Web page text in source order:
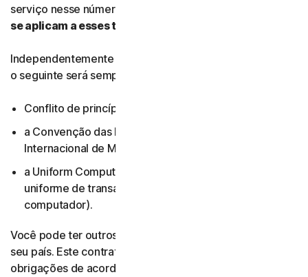
serviço nesse número secundário.
se aplicam a esses termos?
Independentemente de qual legislação local se aplique,
o seguinte será sempre excluído:
Conflito de princípios jurídicos;
a Convenção das Nações Unidas para a Venda
Internacional de Mercadorias; e
a Uniform Computer Information Transactions Act (lei
uniforme de transações de informação de
computador).
Você pode ter outros direitos de acordo com as leis do
seu país. Este contrato não altera seus direitos ou suas
obrigações de acordo com as leis do seu estado ou país,